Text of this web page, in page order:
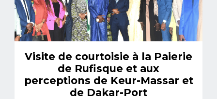
Visite de courtoisie à la Paierie
de Rufisque et aux
perceptions de Keur-Massar et
de Dakar-Port